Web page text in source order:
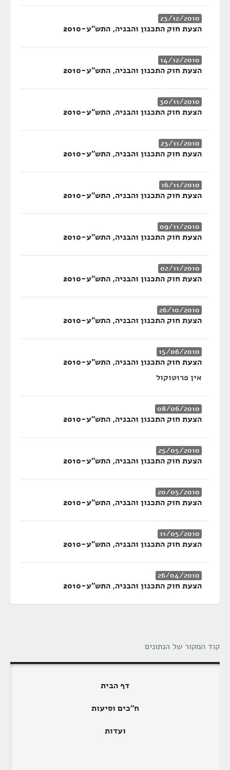
23/12/2010
הצעת חוק התכנון והבניה, התש"ע-2010
14/12/2010
הצעת חוק התכנון והבניה, התש"ע-2010
30/11/2010
הצעת חוק התכנון והבניה, התש"ע-2010
23/11/2010
הצעת חוק התכנון והבניה, התש"ע-2010
16/11/2010
הצעת חוק התכנון והבניה, התש"ע-2010
09/11/2010
הצעת חוק התכנון והבניה, התש"ע-2010
02/11/2010
הצעת חוק התכנון והבניה, התש"ע-2010
26/10/2010
הצעת חוק התכנון והבניה, התש"ע-2010
15/06/2010
הצעת חוק התכנון והבניה, התש"ע-2010
אין פרוטוקול
08/06/2010
הצעת חוק התכנון והבניה, התש"ע-2010
25/05/2010
הצעת חוק התכנון והבניה, התש"ע-2010
20/05/2010
הצעת חוק התכנון והבניה, התש"ע-2010
11/05/2010
הצעת חוק התכנון והבניה, התש"ע-2010
26/04/2010
הצעת חוק התכנון והבניה, התש"ע-2010
קוד המקור של הנתונים
דף הבית
ח"כים וסיעות
ועדות